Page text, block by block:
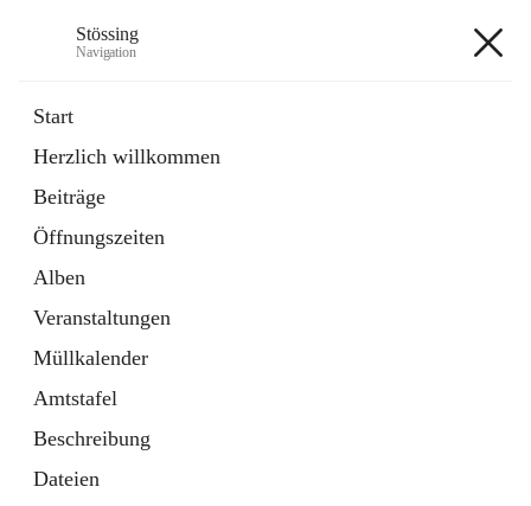
Stössing
Navigation
Start
Herzlich willkommen
Beiträge
Öffnungszeiten
Alben
Veranstaltungen
Müllkalender
Amtstafel
Beschreibung
Dateien
Datei
in
Tab
Kindergarten
öffnet
in
neuem
Tab